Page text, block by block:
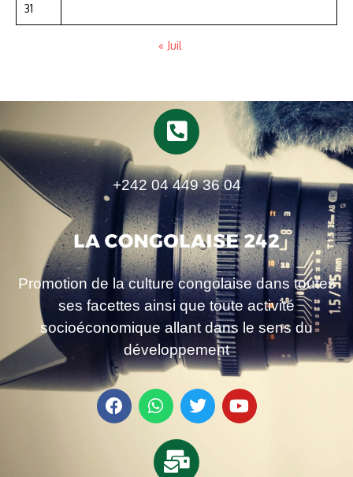
31
« Juil
+242 04 449 36 04
Promotion de la culture congolaise dans toutes
ses facettes ainsi que toute activité
socioéconomique allant dans le sens du
développement